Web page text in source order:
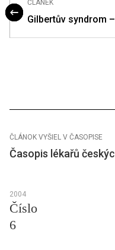
ČLÁNEK
Gilbertův syndrom
ČLÁNOK VYŠIEL V ČASOPISE
Časopis lékařů
2004
Číslo
6